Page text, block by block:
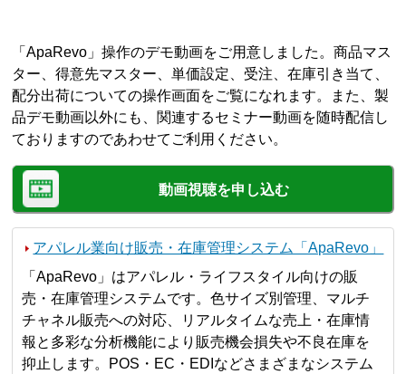
「ApaRevo」操作のデモ動画をご用意しました。商品マス
ター、得意先マスター、単価設定、受注、在庫引き当て、
配分出荷についての操作画面をご覧になれます。また、製
品デモ動画以外にも、関連するセミナー動画を随時配信し
ておりますのであわせてご利用ください。
動画視聴を申し込む
アパレル業向け販売・在庫管理システム「ApaRevo」
「ApaRevo」はアパレル・ライフスタイル向けの販
売・在庫管理システムです。色サイズ別管理、マルチ
チャネル販売への対応、リアルタイムな売上・在庫情
報と多彩な分析機能により販売機会損失や不良在庫を
抑止します。POS・EC・EDIなどさまざまなシステム